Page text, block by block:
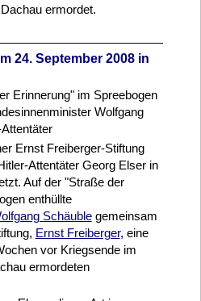
ermordet.
24. September 2008 in
Erinnerung" im Spreebogen
Wolfgang
Ernst Freiberger-Stiftung
Attentäter Georg Elser in
Auf der "Straße der
enthüllte
Schäublegemeinsam
Ernst Freiberger, eine
vor Kriegsende im
ermordeten